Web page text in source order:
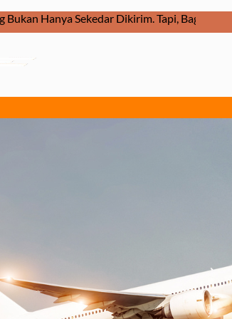
Dikirim. Tapi, Bagaimana Barang Dikirim